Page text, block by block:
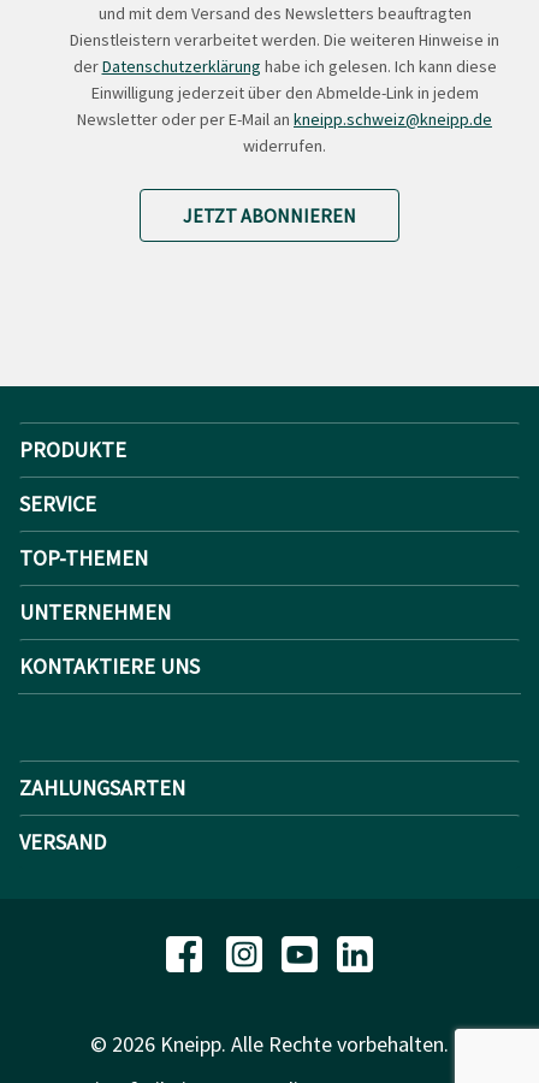
und mit dem Versand des Newsletters beauftragten
Dienstleistern verarbeitet werden. Die weiteren Hinweise in
derDatenschutzerklärung habe ich gelesen. Ich kann diese
Einwilligung jederzeit über den Abmelde-Link in jedem
Newsletter oder per E-Mail an kneipp.schweiz@kneipp.de
widerrufen.
JETZT ABONNIEREN
PRODUKTE
SERVICE
TOP-THEMEN
UNTERNEHMEN
KONTAKTIERE UNS
ZAHLUNGSARTEN
VERSAND
© 2026 Kneipp. Alle Rechte vorbehalten.